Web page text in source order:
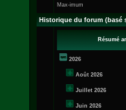
Max-imum
Historique du forum (basé
Résumé
2026
Août 2026
Juillet 2026
Juin 2026